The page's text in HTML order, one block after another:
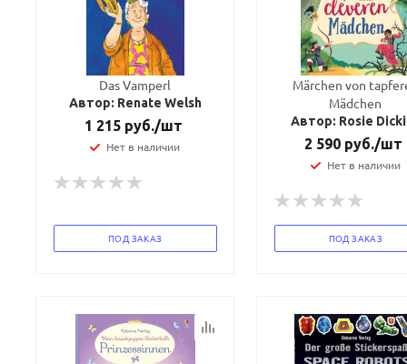
Das Vamperl
Автор: Renate Welsh
1 215руб./шт
Нет в наличии
ПОД ЗАКАЗ
Märchen von
Mädchen
Автор: Rosie
2 590 руб./шт
Нет в наличии
ПОД ЗАКАЗ